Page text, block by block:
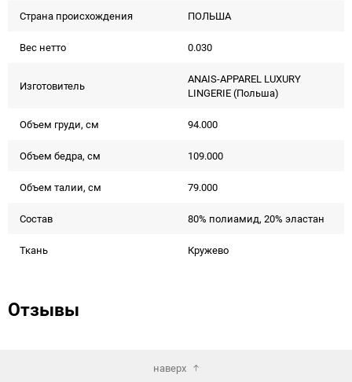
Страна происхождения ПОЛЬША
Вес нетто 0.030
Изготовитель
ANAIS-APPAREL LUXURY
LINGERIE (Польша)
Объем груди, см 94.000
Объем бедра, см 109.000
Объем талии, см 79.000
Состав 80% полиамид, 20% эластан
Ткань Кружево
Отзывы
наверх